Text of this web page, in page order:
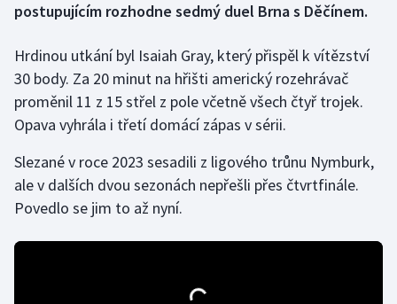
Florbal
Futsal
Golf
Gymnastika
Házená
postupujícím rozhodne sedmý duel Brna s Děčínem.
Hrdinou utkání byl Isaiah Gray, který přispěl k vítězství
30 body. Za 20 minut na hřišti americký rozehrávač
proměnil 11 z 15 střel z pole včetně všech čtyř trojek.
Opava vyhrála i třetí domácí zápas v sérii.
Slezané v roce 2023 sesadili z ligového trůnu Nymburk,
ale v dalších dvou sezonách nepřešli přes čtvrtfinále.
Povedlo se jim to až nyní.